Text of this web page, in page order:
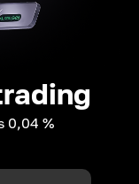
0,04 %